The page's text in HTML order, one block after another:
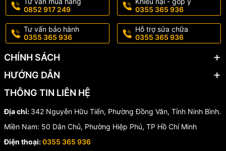
Tay Inox - Cầu Nhựa
Taijaan?
✔️ Chất lượng ổn định.
✔️ Độ kín cao, hạn chế rò rỉ nước.
✔️ Tay inox bền đẹp theo thời gian.
✔️ Giá thành hợp lý.
0852 917 249
0355 365 936
Tư vấn bảo hành
0355 365 936
Hỗ trợ sửa chữa
0355 365 936
CHÍNH SÁCH
HƯỚNG DẪN
THÔNG TIN LIÊN HỆ
Địa chỉ: 342 Nguyễn Hữu Tiến, Phường Đồng Văn, Tỉnh Ninh Bình.
Miền Nam: 50 Dân Chủ, Phường Hiệp Phú, TP Hồ Chí Minh
Điện thoại:0355 365 936